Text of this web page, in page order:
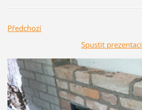
Předchozí
Spustit prezentaci